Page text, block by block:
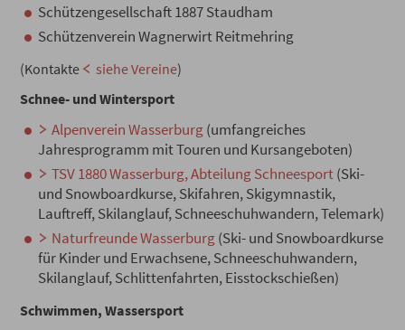
Schützengesellschaft 1887 Staudham
Schützenverein Wagnerwirt Reitmehring
(Kontakte siehe Vereine)
Schnee- und Wintersport
Alpenverein Wasserburg(umfangreiches
Jahresprogramm mit Touren und Kursangeboten)
TSV 1880 Wasserburg, Abteilung Schneesport(Ski-
und Snowboardkurse, Skifahren, Skigymnastik,
Lauftreff, Skilanglauf, Schneeschuhwandern, Telemark)
Naturfreunde Wasserburg(Ski- und Snowboardkurse
für Kinder und Erwachsene, Schneeschuhwandern,
Skilanglauf, Schlittenfahrten, Eisstockschießen)
Schwimmen, Wassersport